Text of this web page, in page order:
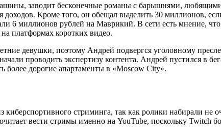
заводит бесконечные романы с барышнями,
доходов. Кроме того, он обещал выделить 30 миллионов,
6 миллионов рублей на Маврикий. В сети есть мнение,
платформах коротких видео.
девушки, поэтому Андрей подвергся уголовному
проводить экспертизу контента. Андрей пустился в
более дорогие апартаменты в «Moscow City».
киберспортивного стриминга, так как ролики набирали
вести стримы именно на YouTube, поскольку Twitch